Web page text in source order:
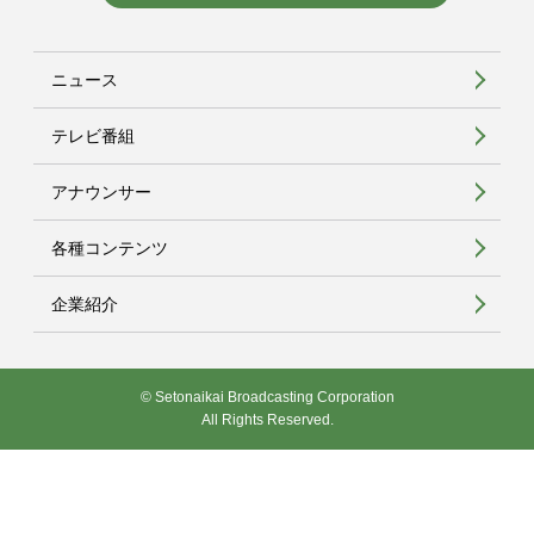
ニュース
テレビ番組
アナウンサー
各種コンテンツ
企業紹介
© Setonaikai Broadcasting Corporation
All Rights Reserved.